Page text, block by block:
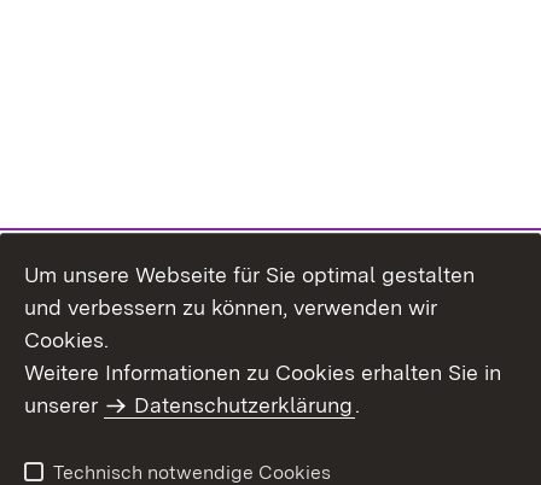
Um unsere Webseite für Sie optimal gestalten
und verbessern zu können, verwenden wir
Cookies.
Weitere Informationen zu Cookies erhalten Sie in
unserer
Datenschutzerklärung.
Technisch notwendige Cookies